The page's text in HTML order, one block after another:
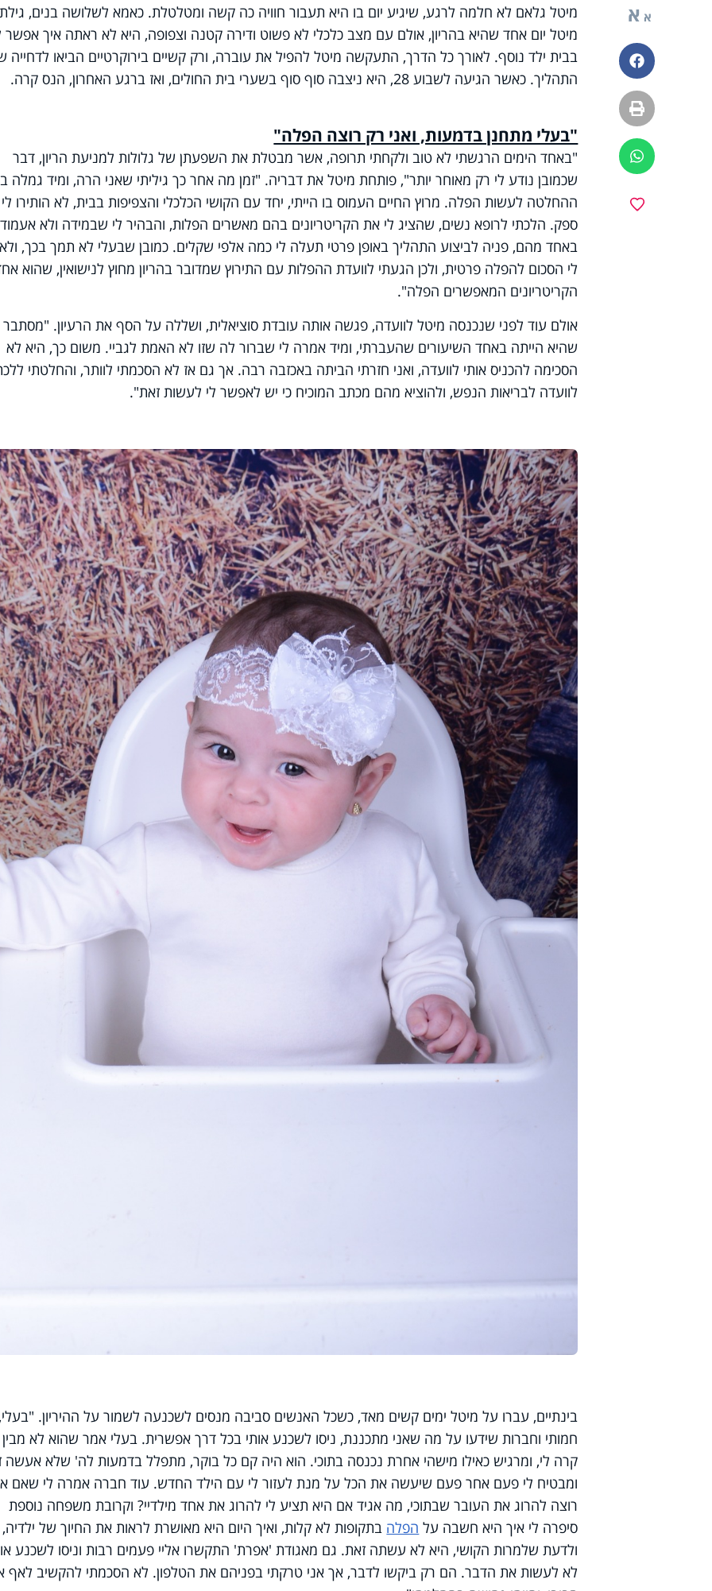
א א
פייסבוק
הדפסה
ווטסאפ
מיטל גלאם לא חלמה לרגע, שיגיע יום בו היא תעבור חוויה כה קשה ומטלטלת. כאמא לשלושה בנים,
מיטל יום אחד שהיא בהריון, אולם עם מצב כלכלי לא פשוט ודירה קטנה וצפופה, היא לא ראתה איך אפשר
בבית ילד נוסף. לאורך כל הדרך, התעקשה מיטל להפיל את עוברה, ורק קשיים בירוקרטיים הביאו לדחייה
התהליך. כאשר הגיעה לשבוע 28, היא ניצבה סוף סוף בשערי בית החולים, ואז ברגע האחרון, הנס קרה.
"בעלי מתחנן בדמעות, ואני רק רוצה הפלה"
"באחד הימים הרגשתי לא טוב ולקחתי תרופה, אשר מבטלת את השפעתן של גלולות למניעת הריון, דבר
שכמובן נודע לי רק מאוחר יותר", פותחת מיטל את דבריה. "זמן מה אחר כך גיליתי שאני הרה, ומיד גמלה
ההחלטה לעשות הפלה. מרוץ החיים העמוס בו הייתי, יחד עם הקושי הכלכלי והצפיפות בבית, לא הותירו לי
ספק. הלכתי לרופא נשים, שהציג לי את הקריטריונים בהם מאשרים הפלות, והבהיר לי שבמידה ולא אעמוד
באחד מהם, פניה לביצוע התהליך באופן פרטי תעלה לי כמה אלפי שקלים. כמובן שבעלי לא תמך בכך,
לי הסכום להפלה פרטית, ולכן הגעתי לוועדת ההפלות עם התירוץ שמדובר בהריון מחוץ לנישואין, שהוא
הקריטריונים המאפשרים הפלה".
אולם עוד לפני שנכנסה מיטל לוועדה, פגשה אותה עובדת סוציאלית, ושללה על הסף את הרעיון. "מסתבר
שהיא הייתה באחד השיעורים שהעברתי, ומיד אמרה לי שברור לה שזו לא האמת לגביי. משום כך, היא לא
הסכימה להכניס אותי לוועדה, ואני חזרתי הביתה באכזבה רבה. אך גם אז לא הסכמתי לוותר, והחלטתי
לוועדה לבריאות הנפש, ולהוציא מהם מכתב המוכיח כי יש לאפשר לי לעשות זאת".
בינתיים, עברו על מיטל ימים קשים מאד, כשכל האנשים סביבה מנסים לשכנעה לשמור על ההיריון. "בעלי,
חמותי וחברות שידעו על מה שאני מתכננת, ניסו לשכנע אותי בכל דרך אפשרית. בעלי אמר שהוא לא
קרה לי, ומרגיש כאילו מישהי אחרת נכנסה בתוכי. הוא היה קם כל בוקר, מתפלל בדמעות לה' שלא אעשה
ומבטיח לי פעם אחר פעם שיעשה את הכל על מנת לעזור לי עם הילד החדש. עוד חברה אמרה לי שאם
רוצה להרוג את העובר שבתוכי, מה אגיד אם היא תציע לי להרוג את אחד מילדיי? וקרובת משפחה נוספת
סיפרה לי איך היא חשבה על הפלה בתקופות לא קלות, ואיך היום היא מאושרת לראות את החיוך של ילדיה,
ולדעת שלמרות הקושי, היא לא עשתה זאת. גם מאגודת 'אפרת' התקשרו אליי פעמים רבות וניסו לשכנע
לא לעשות את הדבר. הם רק ביקשו לדבר, אך אני טרקתי בפניהם את הטלפון. לא הסכמתי להקשיב לאף